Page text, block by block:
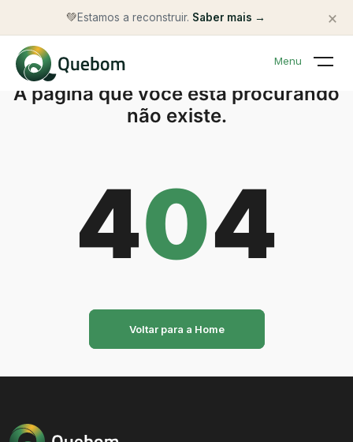
💚Estamos a reconstruir. Saber mais → ×
Menu
A página que você está procurando
não existe.
404
Voltar para a Home